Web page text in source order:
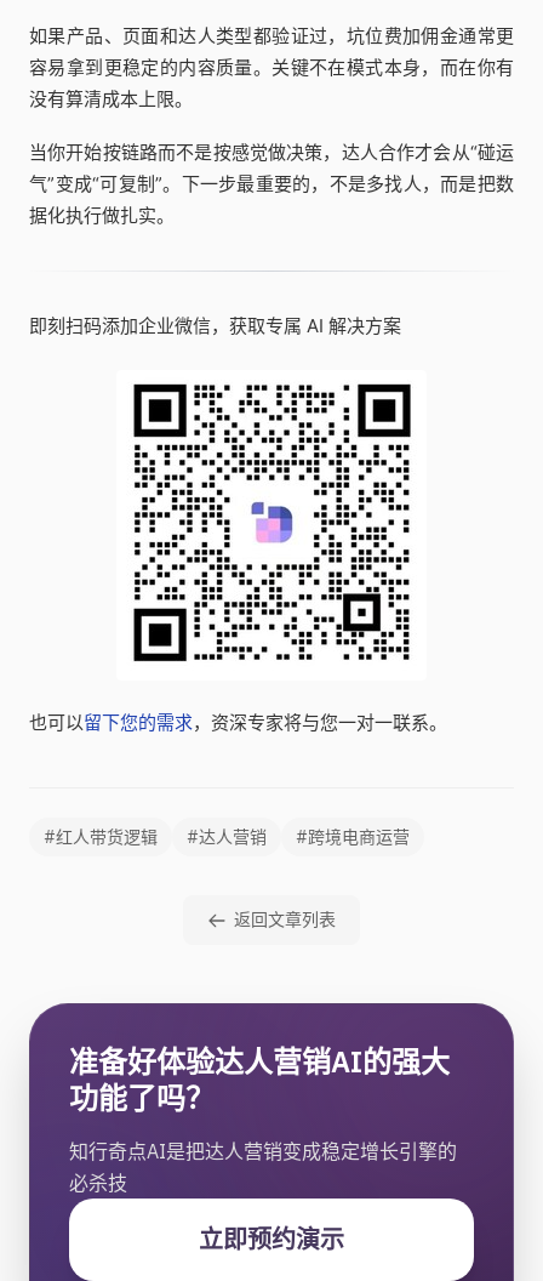
如果产品、页面和达人类型都验证过，坑位费加佣金通常更
容易拿到更稳定的内容质量。关键不在模式本身，而在你有
没有算清成本上限。
当你开始按链路而不是按感觉做决策，达人合作才会从“碰运
气”变成“可复制”。下一步最重要的，不是多找人，而是把数
据化执行做扎实。
即刻扫码添加企业微信，获取专属 AI 解决方案
也可以留下您的需求，资深专家将与您一对一联系。
#红人带货逻辑 #达人营销 #跨境电商运营
返回文章列表
准备好体验达人营销AI的强大
功能了吗？
知行奇点AI是把达人营销变成稳定增长引擎的
必杀技
立即预约演示